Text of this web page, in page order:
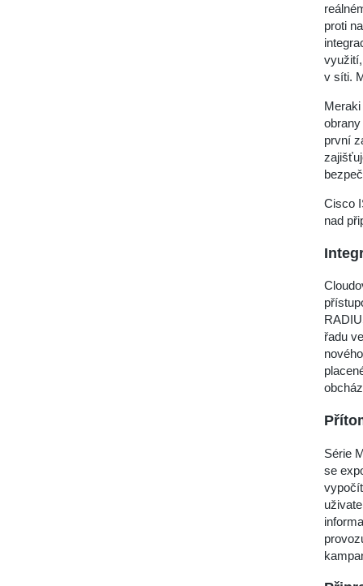
proti
v síti.
první
Cisco
nad
řadu
Série
se